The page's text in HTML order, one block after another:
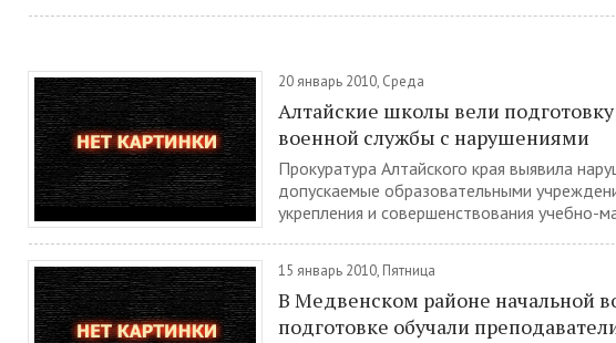
20 январь 2010, Среда
Алтайские школы вели
военной службы с нарушениями
Прокуратура Алтайского края выявила
допускаемые образовательными
укрепления и совершенствования учебно-
15 январь 2010, Пятница
В Медвенском районе начальной
подготовке обучали